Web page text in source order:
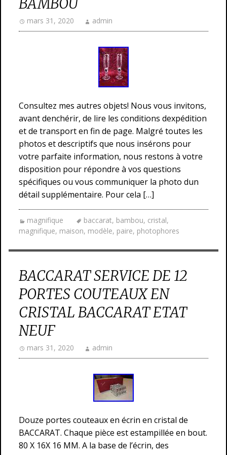
mars 31, 2020 admin
Consultez mes autres objets! Nous vous invitons,
avant denchérir, de lire les conditions dexpédition
et de transport en fin de page. Malgré toutes les
photos et descriptifs que nous insérons pour
votre parfaite information, nous restons à votre
disposition pour répondre à vos questions
spécifiques ou vous communiquer la photo dun
détail supplémentaire. Pour cela […]
magnifique baccarat, bambou, cristal,
magnifique, maison, modèle, paire, photophores
BACCARAT SERVICE DE 12
PORTES COUTEAUX EN
CRISTAL BACCARAT ETAT
NEUF
mars 31, 2020 admin
Douze portes couteaux en écrin en cristal de
BACCARAT. Chaque pièce est estampillée en bout.
80 X 16X 16 MM. A la base de l’écrin, des